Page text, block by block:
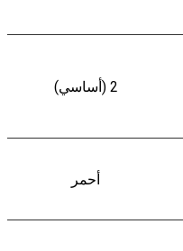
2 (أساسي)
أحمر